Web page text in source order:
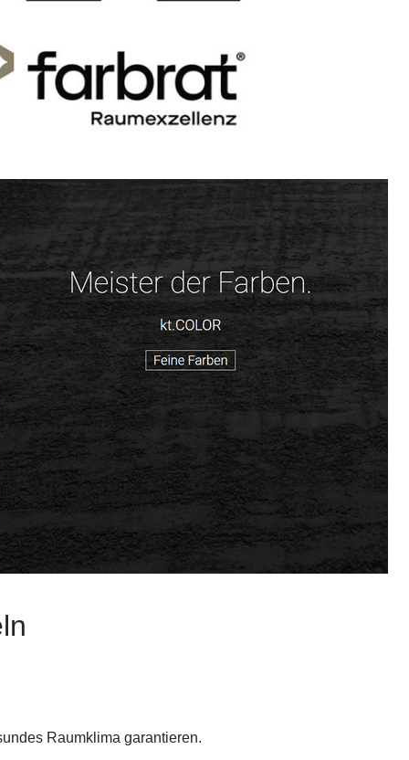
Raumklima garantieren.